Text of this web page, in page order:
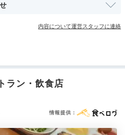
宴会場 売店・ギフトショップ
セーフティボックス
シ カミソリ シャンプー
気ポット 加湿器
内容について運営スタッフに連絡
ラン・飲食店
情報提供：